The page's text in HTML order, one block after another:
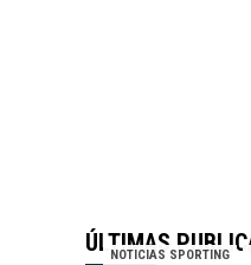
ÚLTIMAS
NOTICIAS SPORTING